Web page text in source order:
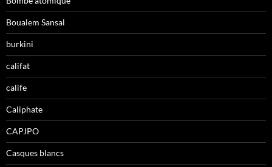
Boualem Sansal
burkini
califat
calife
Caliphate
CAPJPO
Casques blancs